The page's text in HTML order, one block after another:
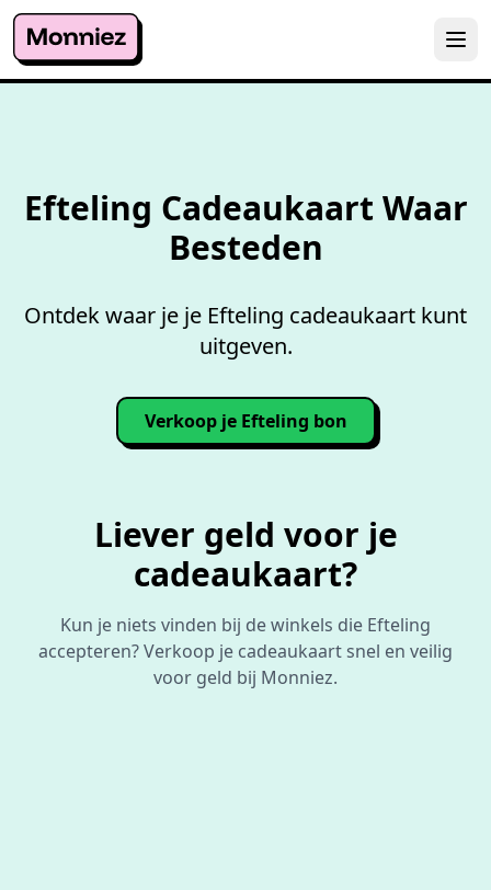
Efteling Cadeaukaart Waar
Besteden
Ontdek waar je je Efteling cadeaukaart kunt
uitgeven.
Verkoop je Efteling bon
Liever geld voor je
cadeaukaart?
Kun je niets vinden bij de winkels die Efteling
accepteren? Verkoop je cadeaukaart snel en veilig
voor geld bij Monniez.